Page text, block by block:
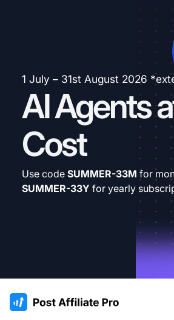
1 July – 31st August 2026
AI Agents
Cost
Use code SUMMER-33M for
SUMMER-33Y for yearly
:site.title